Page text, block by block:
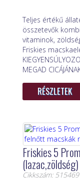
Teljes értékű
összetevők
vitaminok,
Friskies
MEGAD
RÉSZLETEK
Friskies 5
Cikkszám: 515469